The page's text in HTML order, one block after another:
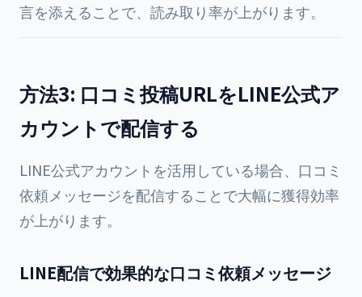
言を添えることで、読み取り率が上がります。
方法3: 口コミ投稿URLをLINE公式ア
カウントで配信する
LINE公式アカウントを活用している場合、口コミ
依頼メッセージを配信することで大幅に獲得効率
が上がります。
LINE配信で効果的な口コミ依頼メッセージ